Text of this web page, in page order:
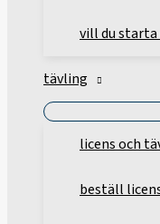
vill du
tävling
licens och
beställ